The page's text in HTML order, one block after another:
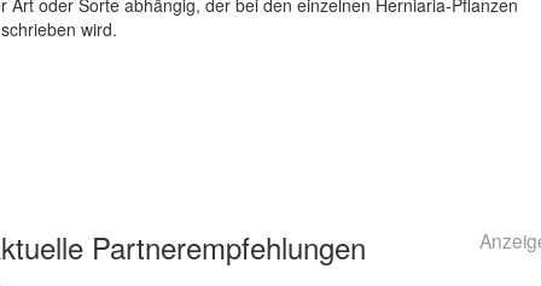
Art oder Sorte abhängig, der bei den einzelnen Herniaria-Pflanzen
wird.
Partnerempfehlungen